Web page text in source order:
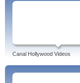
Canal Hollywood Videos